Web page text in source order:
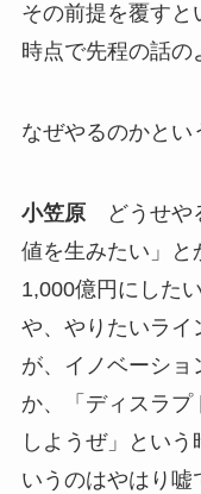
その前提を覆すと
時点で先程の話の
なぜやるのかとい
小笠原どうせや
値を生みたい」と
1,000億円にした
や、やりたいライ
が、イノベーショ
か、「ディスラプ
しようぜ」とい
いうのはやはり嘘